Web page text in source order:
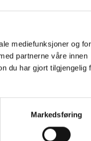
mediefunksjoner og
partnerne våre innen
du har gjort tilgjengelig
Markedsføring
Ønsker du
KS
for offentlige
og